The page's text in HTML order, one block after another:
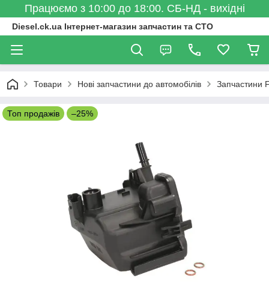
Працюємо з 10:00 до 18:00. СБ-НД - вихідні
Diesel.ck.ua Інтернет-магазин запчастин та СТО
Товари Нові запчастини до автомобілів Запчастини
Топ продажів –25%